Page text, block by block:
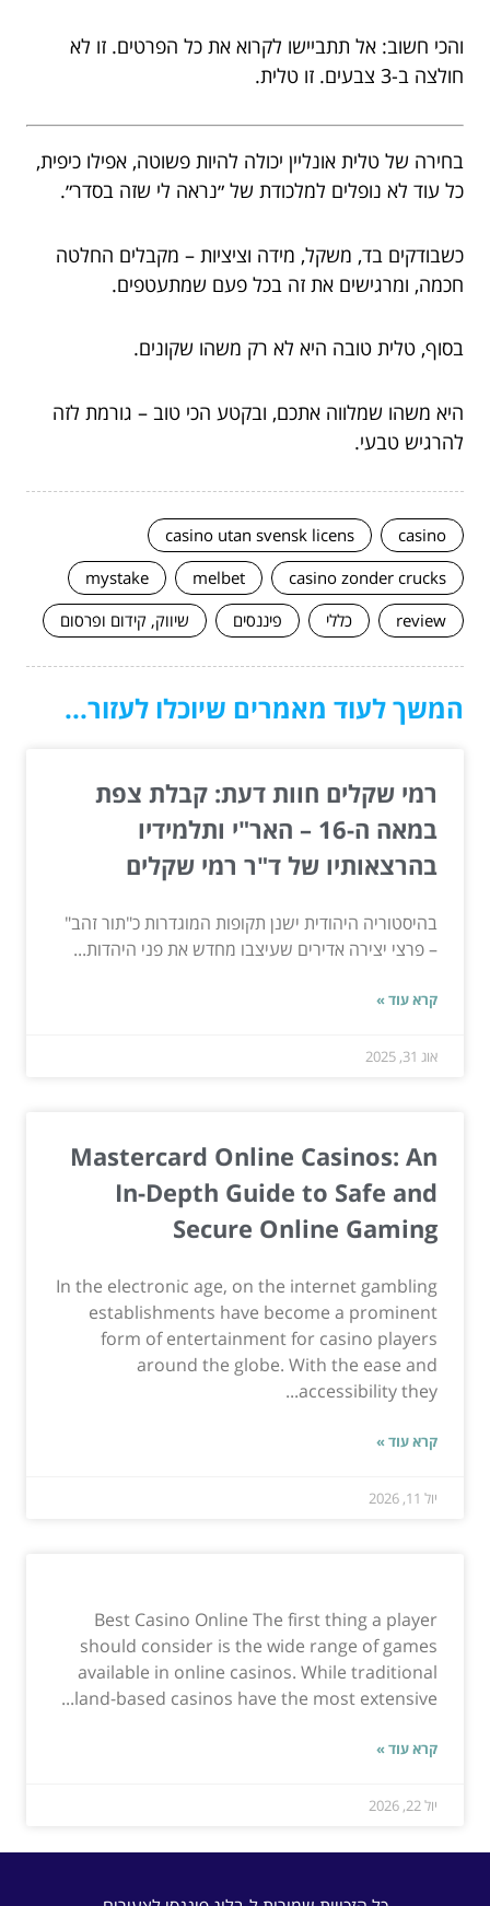
והכי חשוב: אל תתביישו לקרוא את כל הפרטים. זו לא
חולצה ב-3 צבעים. זו טלית.
בחירה של טלית אונליין יכולה להיות פשוטה, אפילו כיפית,
כל עוד לא נופלים למלכודת של ״נראה לי שזה בסדר״.
כשבודקים בד, משקל, מידה וציציות – מקבלים החלטה
חכמה, ומרגישים את זה בכל פעם שמתעטפים.
בסוף, טלית טובה היא לא רק משהו שקונים.
היא משהו שמלווה אתכם, ובקטע הכי טוב – גורמת לזה
להרגיש טבעי.
casino
casino utan svensk licens
casino zonder crucks
melbet
mystake
review
כללי פיננסים שיווק, קידום ופרסום
המשך לעוד מאמרים שיוכלו לעזור...
רמי שקלים חוות דעת: קבלת צפת
במאה ה-16 – האר"י ותלמידיו
בהרצאותיו של ד"ר רמי שקלים
בהיסטוריה היהודית ישנן תקופות המוגדרות כ"תור זהב"
– פרצי יצירה אדירים שעיצבו מחדש את פני היהדות...
קרא עוד »
אוג 31, 2025
Mastercard Online Casinos: An
In-Depth Guide to Safe and
Secure Online Gaming
In the electronic age, on the internet gambling
establishments have become a prominent
form of entertainment for casino players
around the globe. With the ease and
accessibility they...
קרא עוד »
יול 11, 2026
Best Casino Online The first thing a player
should consider is the wide range of games
available in online casinos. While traditional
land-based casinos have the most extensive...
קרא עוד »
יול 22, 2026